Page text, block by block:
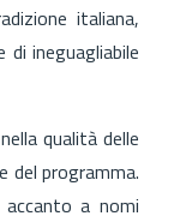
italiana,
ineguagliabile
qualità delle
del programma.
accanto a nomi